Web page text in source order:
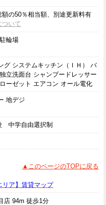
の50％相当額、別途更新料有
いて
輪場
グ システムキッチン（ＩＨ） バ
立洗面台 シャンプードレッサー
ーゼット エアコン オール電化
地デジ
中学自由選択制
▲このページのTOPに戻る
リア】賃貸マップ
店 94m 徒歩1分